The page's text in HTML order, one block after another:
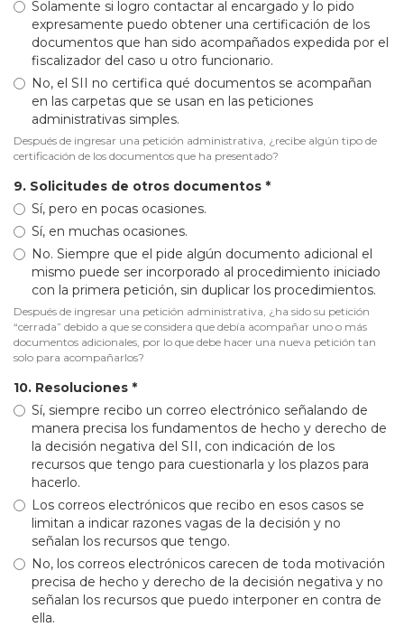
Solamente si logro contactar al encargado y lo pido
expresamente puedo obtener una certificación de los
documentos que han sido acompañados expedida por el
fiscalizador del caso u otro funcionario.
No, el SII no certifica qué documentos se acompañan
en las carpetas que se usan en las peticiones
administrativas simples.
Después de ingresar una petición administrativa, ¿recibe algún tipo de
certificación de los documentos que ha presentado?
9. Solicitudes de otros documentos *
Sí, pero en pocas ocasiones.
Sí, en muchas ocasiones.
No. Siempre que el pide algún documento adicional el
mismo puede ser incorporado al procedimiento iniciado
con la primera petición, sin duplicar los procedimientos.
Después de ingresar una petición administrativa, ¿ha sido su petición
“cerrada” debido a que se considera que debía acompañar uno o más
documentos adicionales, por lo que debe hacer una nueva petición tan
solo para acompañarlos?
10. Resoluciones *
Sí, siempre recibo un correo electrónico señalando de
manera precisa los fundamentos de hecho y derecho de
la decisión negativa del SII, con indicación de los
recursos que tengo para cuestionarla y los plazos para
hacerlo.
Los correos electrónicos que recibo en esos casos se
limitan a indicar razones vagas de la decisión y no
señalan los recursos que tengo.
No, los correos electrónicos carecen de toda motivación
precisa de hecho y derecho de la decisión negativa y no
señalan los recursos que puedo interponer en contra de
ella.